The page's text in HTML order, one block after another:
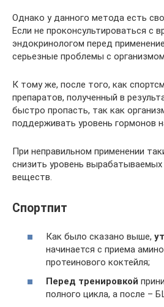
Однако у данного метода есть
Если не проконсультироваться с
эндокринологом перед
серьезные проблемы с
К тому же, после того, как
препаратов, полученный в
быстро пропасть, так как
поддерживать уровень гормонов
При неправильном применении
снизить уровень
веществ.
Спортпит
Как было сказано выше,
начинается с приема
протеинового коктейля;
Перед тренировкой
полного цикла, а после –